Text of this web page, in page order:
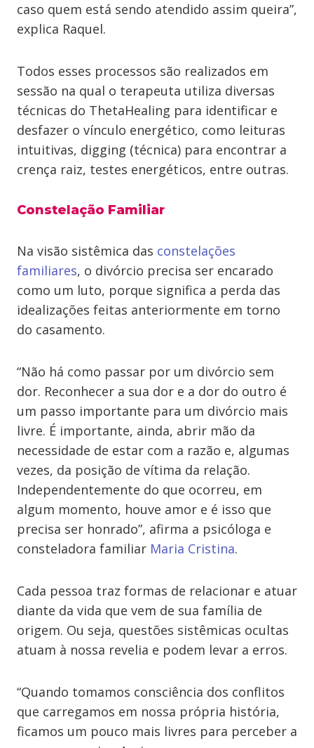
caso quem está sendo atendido assim queira”,
explica Raquel.
Todos esses processos são realizados em
sessão na qual o terapeuta utiliza diversas
técnicas do ThetaHealing para identificar e
desfazer o vínculo energético, como leituras
intuitivas, digging (técnica) para encontrar a
crença raiz, testes energéticos, entre outras.
Constelação Familiar
Na visão sistêmica das constelações
familiares, o divórcio precisa ser encarado
como um luto, porque significa a perda das
idealizações feitas anteriormente em torno
do casamento.
“Não há como passar por um divórcio sem
dor. Reconhecer a sua dor e a dor do outro é
um passo importante para um divórcio mais
livre. É importante, ainda, abrir mão da
necessidade de estar com a razão e, algumas
vezes, da posição de vítima da relação.
Independentemente do que ocorreu, em
algum momento, houve amor e é isso que
precisa ser honrado”, afirma a psicóloga e
consteladora familiar Maria Cristina.
Cada pessoa traz formas de relacionar e atuar
diante da vida que vem de sua família de
origem. Ou seja, questões sistêmicas ocultas
atuam à nossa revelia e podem levar a erros.
“Quando tomamos consciência dos conflitos
que carregamos em nossa própria história,
ficamos um pouco mais livres para perceber a